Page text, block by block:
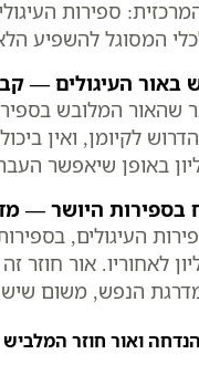
ספירות
המסוגל להשפיע
באור העיגולים —
שהאור המלובש
לקיומן, ואין
באופן שיאפשר
בספירות היושר —
העיגולים,
לאחוריו. אור
הנפש, משום
ואור חוזר המלביש